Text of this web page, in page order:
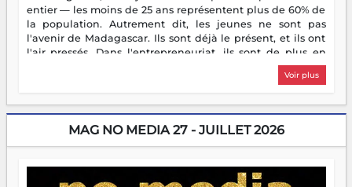
entier — les moins de 25 ans représentent plus de 60% de
la population. Autrement dit, les jeunes ne sont pas
l'avenir de Madagascar. Ils sont déjà le présent, et ils ont
l'air pressés. Dans l'entrepreneuriat, ils sont de plus en
plus nombreux à se lancer, à créer, à risquer — souvent
sans filet, souvent sans aide, mais toujours avec cette
dorment vraiment la nuit. En culture, les nouvelles sont
encore meilleures. Aina Rasamoelina vient de décrocher le
Prix RFI Instrumental Afrique. Miangaly Elia rafle le Prix
jeunes qui tiennent la torche. Alors oui, on pourrait
s'arrêter là, applaudir et rentrer chez soi satisfait. Mais ce
Voir plus
MAG NO MEDIA 27 - JUILLET 2026